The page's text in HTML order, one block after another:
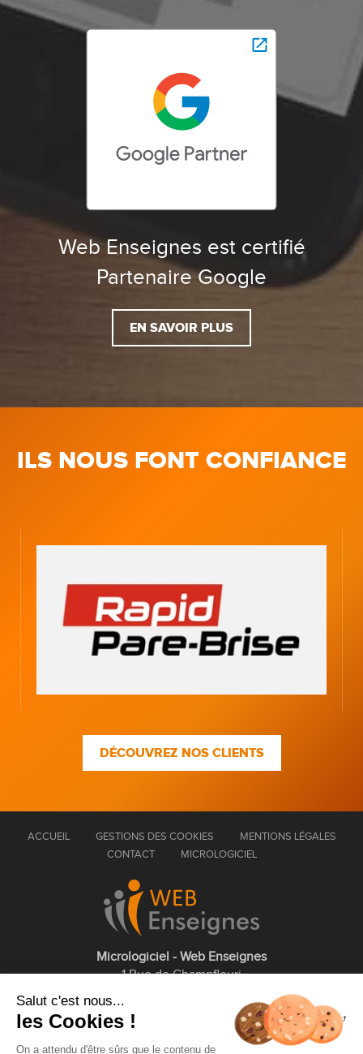
Web Enseignes est certifié
Partenaire Google
EN SAVOIR PLUS
ILS NOUS FONT CONFIANCE
DÉCOUVREZ NOS CLIENTS
ACCUEIL GESTIONS DES COOKIES
MENTIONS LÉGALES
CONTACT
MICROLOGICIEL
Micrologiciel - Web Enseignes
1 Rue de Champfleuri
01 75 43 63 60
Salut c'est nous...
les Cookies !
On a attendu d'être sûrs que le contenu de